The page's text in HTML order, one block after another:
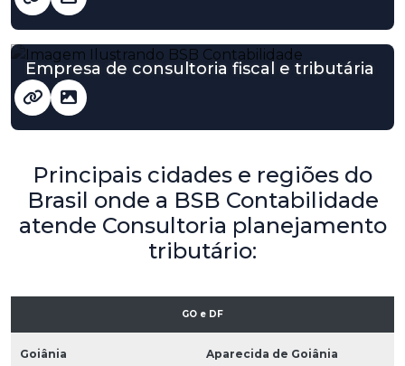
Empresa de consultoria fiscal e tributária
Principais cidades e regiões do
Brasil onde a BSB Contabilidade
atende Consultoria planejamento
tributário:
GO e DF
Goiânia Aparecida de Goiânia